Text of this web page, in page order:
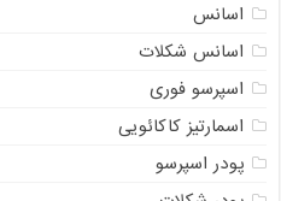
اسانس
اسانس شکلات
اسپرسو فوری
اسمارتیز کاکائویی
پودر اسپرسو